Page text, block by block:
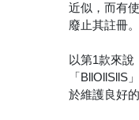
近似，而有
廢止其註冊
以第1款來說
「BllOllSllS
於維護良好